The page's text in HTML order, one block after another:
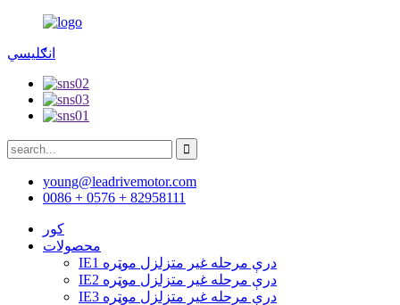
انګلیسي
young@leadrivemotor.com
0086 + 0576 + 82958111
کور
محصولات
IE1 درې مرحله غیر متزلزل موټره
IE2 درې مرحله غیر متزلزل موټره
IE3 درې مرحله غیر متزلزل موټره